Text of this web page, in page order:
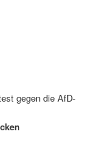
gegen die AfD-